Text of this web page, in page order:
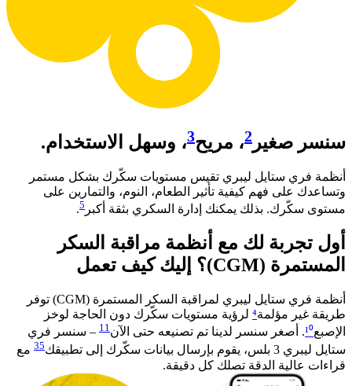
سنسر صغير 2، مريح3، وسهل الاستخدام.
أنظمة فري ستايل ليبري تقيس مستويات سكّرك بشكل مستمر
وتساعدك على فهم كيفية تأثير الطعام، النوم، والتمارين على
مستوى سكّرك. بذلك يمكنك إدارة السكري بثقة أكبر 5
. ​
أول تجربة لك مع أنظمة مراقبة السكر
المستمرة (CGM)؟ إليك كيف تعمل​
أنظمة فري ستايل ليبري لمراقبة السكر المستمرة (CGM) توفر
طريقة غير مؤلمة⁴ لرؤية مستويات سكّرك دون الحاجة لوخز
الإصبع¹⁰. أصغر سنسر لدينا تم تصنيعه حتى الآن11 – سنسر فري
ستايل ليبري 3 بلس، يقوم بإرسال بيانات سكّرك إلى تطبيقك
35 مع
قراءات عالية الدقة تصلك كل دقيقة.